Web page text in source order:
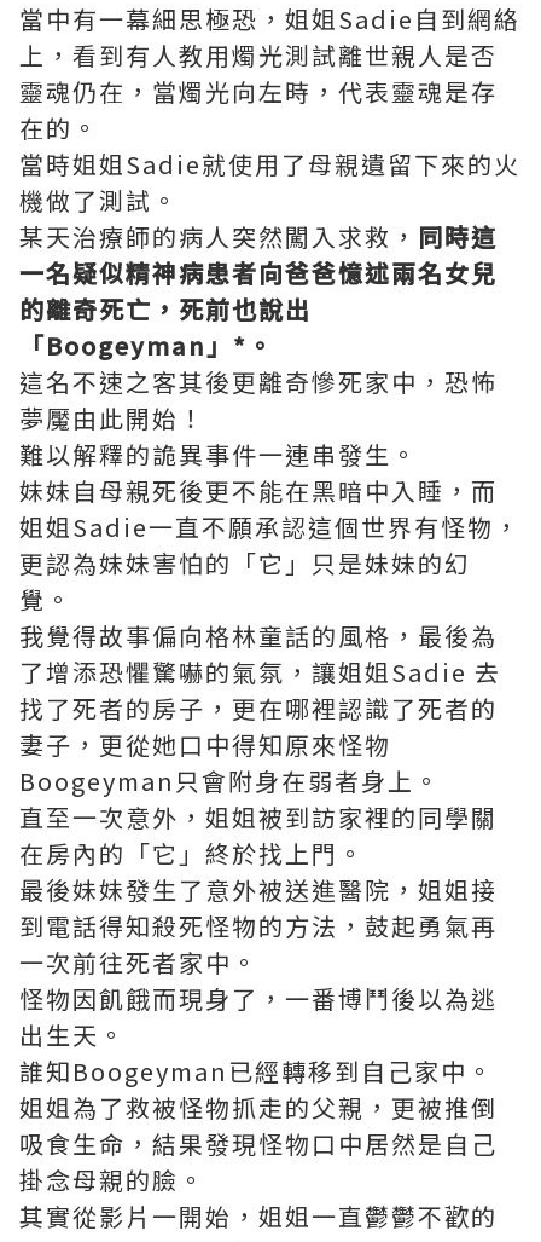
當中有一幕細思極恐，姐姐Sadie自到網絡
上，看到有人教用燭光測試離世親人是否
靈魂仍在，當燭光向左時，代表靈魂是存
在的。
當時姐姐Sadie就使用了母親遺留下來的火
機做了測試。
某天治療師的病人突然闖入求救， 同時這
一名疑似精神病患者向爸爸憶述兩名女兒
的離奇死亡，死前也說出
「Boogeyman」*。
這名不速之客其後更離奇慘死家中，恐怖
夢魘由此開始！
難以解釋的詭異事件一連串發生。
妹妹自母親死後更不能在黑暗中入睡，而
姐姐Sadie一直不願承認這個世界有怪物，
更認為妹妹害怕的「它」只是妹妹的幻
覺。
我覺得故事偏向格林童話的風格，最後為
了增添恐懼驚嚇的氣氛，讓姐姐Sadie 去
找了死者的房子，更在哪裡認識了死者的
妻子，更從她口中得知原來怪物
Boogeyman只會附身在弱者身上。
直至一次意外，姐姐被到訪家裡的同學關
在房內的「它」終於找上門。
最後妹妹發生了意外被送進醫院，姐姐接
到電話得知殺死怪物的方法，鼓起勇氣再
一次前往死者家中。
怪物因飢餓而現身了，一番博鬥後以為逃
出生天。
誰知Boogeyman已經轉移到自己家中。
姐姐為了救被怪物抓走的父親，更被推倒
吸食生命，結果發現怪物口中居然是自己
掛念母親的臉。
其實從影片一開始，姐姐一直鬱鬱不歡的